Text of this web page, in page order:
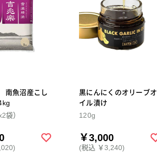
南魚沼産こし
袋）
黒にんにくのオリーブオ
イル漬け
120g
￥3,000
(税込 ￥3,240)